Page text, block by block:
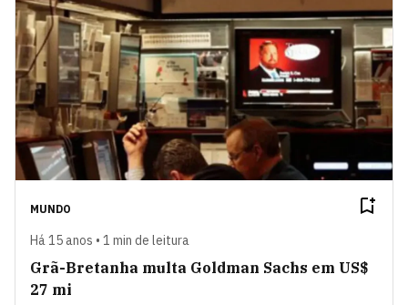
MUNDO
Há 15 anos • 1 min de leitura
Grã-Bretanha multa Goldman Sachs em US$
27 mi